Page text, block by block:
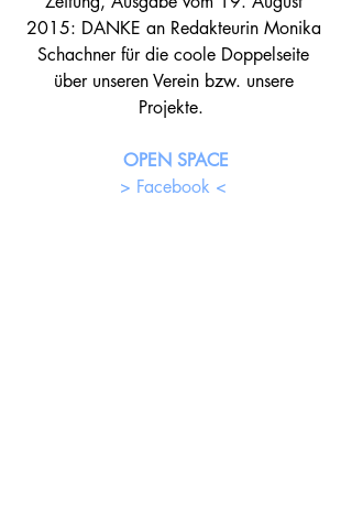
2015: DANKE an Redakteurin Monika
Schachner für die coole Doppelseite
über unseren Verein bzw. unsere
Projekte.
OPEN SPACE
> Facebook <